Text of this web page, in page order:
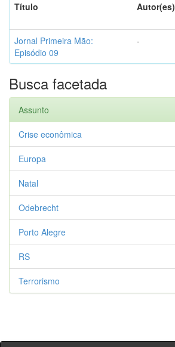
Título
Autor(es)
Jornal Primeira Mão:
Episódio 09
-
Busca facetada
Assunto
Crise econômica
Europa
Natal
Odebrecht
Porto Alegre
RS
Terrorismo